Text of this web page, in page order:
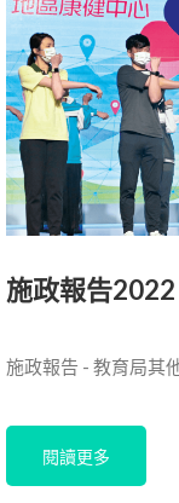
施政報告
施政報告 - 教育局其
閱讀更多